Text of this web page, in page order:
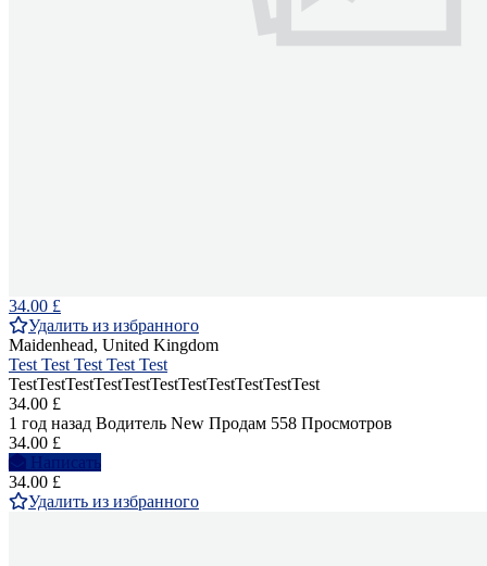
34.00 £
Удалить из избранного
Maidenhead, United Kingdom
Test Test Test Test Test
TestTestTestTestTestTestTestTestTestTestTest
34.00 £
1 год назад Водитель New Продам 558 Просмотров
34.00 £
Написать
34.00 £
Удалить из избранного